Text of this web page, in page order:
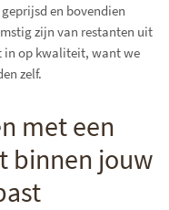
en bovendien
zijn van restanten uit
in op kwaliteit, want we
zelf.
met een
binnen jouw